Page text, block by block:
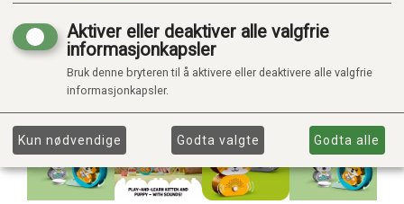
Aktiver eller deaktiver alle valgfrie
informasjonkapsler
Bruk denne bryteren til å aktivere eller deaktivere alle valgfrie
informasjonkapsler.
Kun nødvendige Godta valgte Godta alle